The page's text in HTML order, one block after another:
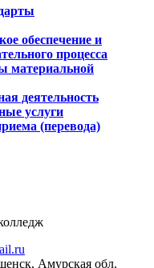
обеспечение и
процесса
материальной
деятельность
услуги
(перевода)
Амурская обл.